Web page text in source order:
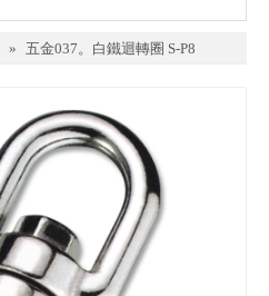
» 五金037。白鐵迴轉圈 S-P8